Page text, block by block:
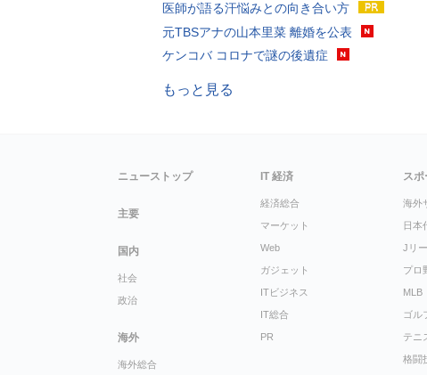
医師が語る汗悩みとの向き合い方
元TBSアナの山本里菜 離婚を公表
ケンコバ コロナで謎の後遺症
もっと見る
ニューストップ
主要
国内
社会
政治
海外
海外総合
IT 経済
経済総合
マーケット
Web
ガジェット
ITビジネス
IT総合
PR
スポ
海外
日本
Jリ
プロ
MLB
ゴル
テニ
格闘